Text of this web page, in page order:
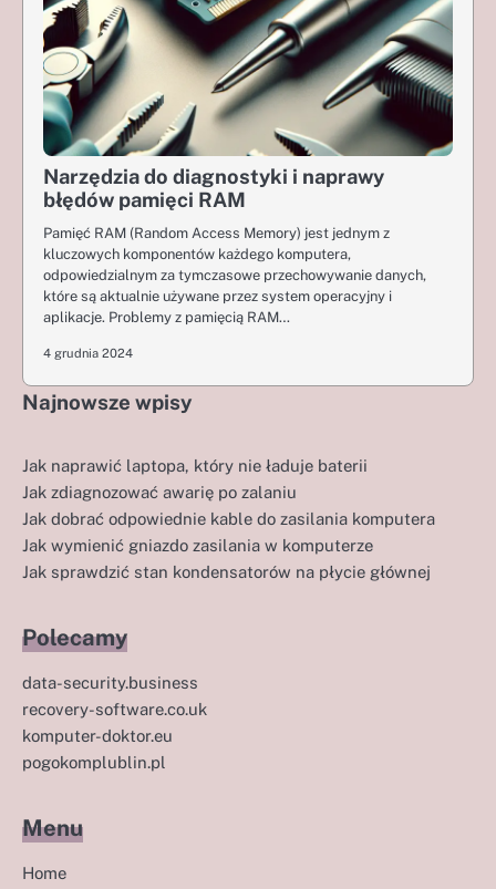
Narzędzia do diagnostyki i naprawy
błędów pamięci RAM
Pamięć RAM (Random Access Memory) jest jednym z
kluczowych komponentów każdego komputera,
odpowiedzialnym za tymczasowe przechowywanie danych,
które są aktualnie używane przez system operacyjny i
aplikacje. Problemy z pamięcią RAM…
4 grudnia 2024
Najnowsze wpisy
Jak naprawić laptopa, który nie ładuje baterii
Jak zdiagnozować awarię po zalaniu
Jak dobrać odpowiednie kable do zasilania komputera
Jak wymienić gniazdo zasilania w komputerze
Jak sprawdzić stan kondensatorów na płycie głównej
Polecamy
data-security.business
recovery-software.co.uk
komputer-doktor.eu
pogokomplublin.pl
Menu
Home